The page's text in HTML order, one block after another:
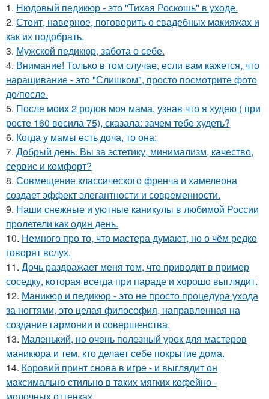
1. Нюдовый педикюр - это "Тихая Роскошь" в уходе.
2. Стоит, наверное, поговорить о свадебных макияжах и
как их подобрать.
3. Мужской педикюр, забота о себе.
4. Внимание! Только в том случае, если вам кажется, что
наращивание - это "Слишком", просто посмотрите фото
до/после.
5. После моих 2 родов моя мама, узнав что я худею ( при
росте 160 весила 75), сказала: зачем тебе худеть?
6. Когда у мамы есть доча, то она:
7. Добрый день. Вы за эстетику, минимализм, качество,
сервис и комфорт?
8. Совмещение классического френча и хамелеона
создает эффект элегантности и современности.
9. Наши снежные и уютные каникулы в любимой России
пролетели как один день.
10. Немного про то, что мастера думают, но о чём редко
говорят вслух.
11. Дочь раздражает меня тем, что приводит в пример
соседку, которая всегда при параде и хорошо выглядит.
12. Маникюр и педикюр - это не просто процедура ухода
за ногтями, это целая философия, направленная на
создание гармонии и совершенства.
13. Маленький, но очень полезный урок для мастеров
маникюра и тем, кто делает себе покрытие дома.
14. Коровий принт снова в игре - и выглядит он
максимально стильно в таких мягких кофейно -